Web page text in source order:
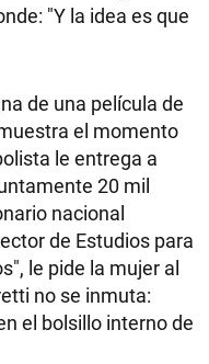
"Y la idea es que
de una película de
el momento
le entrega a
20 mil
nacional
de Estudios para
le pide la mujer al
no se inmuta:
el bolsillo interno de